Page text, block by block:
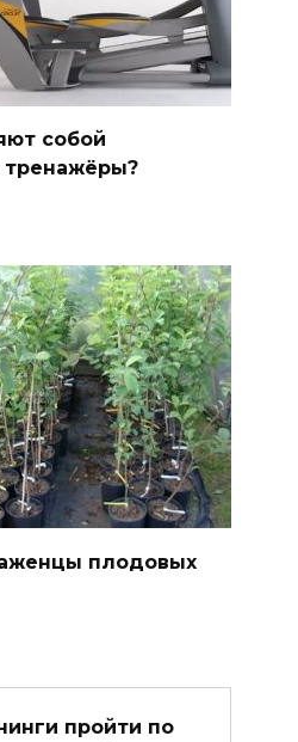
собой
тренажёры?
плодовых
пройти по